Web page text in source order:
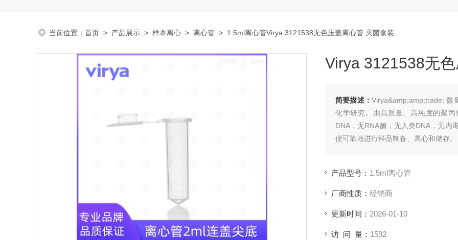
当前位置： 首页 > 产品展示 > 样本离心 > 离心管 > 1.5ml离心管Virya 3121538无色压盖离心管 灭菌盒装
Virya 3121538无
简要描述：Virya&amp;amp;trade; 微
化学研究。由高质量、高纯度的聚
DNA，无RNA酶，无人类DNA，无内
便可靠地进行样品制备、离心和储存。
产品型号： 1.5ml离心管
厂商性质： 经销商
更新时间： 2026-01-10
访 问 量： 1592